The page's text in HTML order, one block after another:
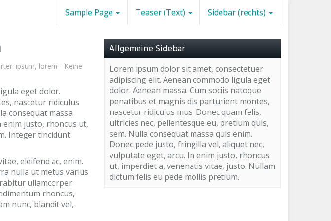
Sample Page Teaser (Text) Sidebar (rechts)
ipsum, lorem
Keine
eget dolor.
nascetur ridiculus
consequat massa
enim justo, rhoncus ut,
Integer tincidunt.
eleifend ac, enim.
nulla ut metus varius
ullamcorper
rhoncus,
nunc, blandit vel,
Allgemeine Sidebar
Lorem ipsum dolor sit amet, consectetuer
adipiscing elit. Aenean commodo ligula eget
dolor. Aenean massa. Cum sociis natoque
penatibus et magnis dis parturient montes,
nascetur ridiculus mus. Donec quam felis,
ultricies nec, pellentesque eu, pretium quis,
sem. Nulla consequat massa quis enim.
Donec pede justo, fringilla vel, aliquet nec,
vulputate eget, arcu. In enim justo, rhoncus
ut, imperdiet a, venenatis vitae, justo. Nullam
dictum felis eu pede mollis pretium.